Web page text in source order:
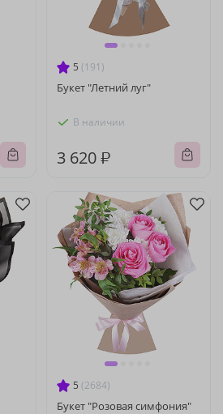
5 (191)
Букет "Летний луг"
В наличии
3 620 ₽
5 (2684)
Букет "Розовая симфония"